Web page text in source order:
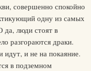
совершенно спокойно
одну из самых
да, люди стоят в
разгораются драки.
идут, и не на покаяние.
в подземном